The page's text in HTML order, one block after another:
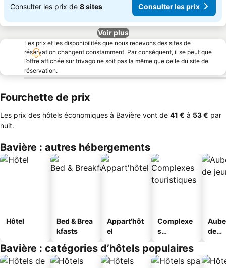
Consulter les prix de 8 sites Consulter les prix
Voir plus
Les prix et les disponibilités que nous recevons des sites de
réservation changent constamment. Par conséquent, il se peut que
l’offre affichée sur trivago ne soit pas la même que celle du site de
réservation.
Fourchette de prix
Les prix des hôtels économiques à Bavière vont de ‎41 € à ‎53 € par
nuit.
Bavière : autres hébergements
Hôtel
Bed & Brea
kfasts
Appart'hôt
el
Complexe
s
s
de
Bavière : catégories d’hôtels populaires